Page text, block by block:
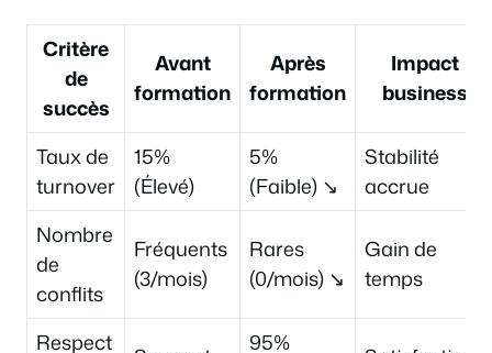
Critère
de
succès
Avant
formation
Après
formation
Impact
business
Taux de
turnover
15%
(Élevé)
5%
(Faible) ↘
Stabilité
accrue
Nombre
de
conflits
Fréquents
(3/mois)
Rares
(0/mois) ↘
Gain de
temps
Respect
95%